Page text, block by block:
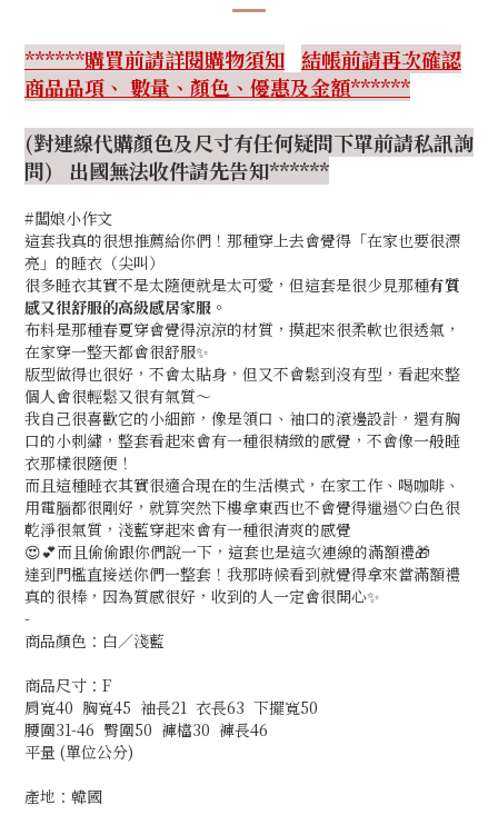
******購買前請詳閱購物須知
結帳前請再次確認
商品品項、 數量、顏色、優惠及金額******
(對連線代購顏色及尺寸有任何疑問下單前請私訊詢
問) 出國無法收件請先告知******
#闆娘小作文
這套我真的很想推薦給你們！那種穿上去會覺得「在家也要很漂
亮」的睡衣（尖叫）
很多睡衣其實不是太隨便就是太可愛，但這套是很少見那種有質
感又很舒服的高級感居家服 。
布料是那種春夏穿會覺得涼涼的材質，摸起來很柔軟也很透氣，
在家穿一整天都會很舒服✨
版型做得也很好，不會太貼身，但又不會鬆到沒有型，看起來整
個人會很輕鬆又很有氣質～
我自己很喜歡它的小細節，像是領口、袖口的滾邊設計，還有胸
口的小刺繡，整套看起來會有一種很精緻的感覺，不會像一般睡
衣那樣很隨便！
而且這種睡衣其實很適合現在的生活模式，在家工作、喝咖啡、
用電腦都很剛好，就算突然下樓拿東西也不會覺得邋遢🤍白色很
乾淨很氣質，淺藍穿起來會有一種很清爽的感覺
😍💕而且偷偷跟你們說一下，這套也是這次連線的滿額禮🎁
達到門檻直接送你們一整套！我那時候看到就覺得拿來當滿額禮
真的很棒，因為質感很好，收到的人一定會很開心✨
-
商品顏色：白／淺藍
商品尺寸：F
肩寬40 胸寬45 袖長21 衣長63 下擺寬50
腰圍31-46 臀圍50 褲檔30 褲長46
平量 (單位公分)
產地：韓國